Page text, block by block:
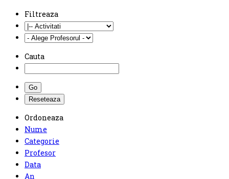
Filtreaza
Cauta
Ordoneaza
Nume
Categorie
Profesor
Data
An